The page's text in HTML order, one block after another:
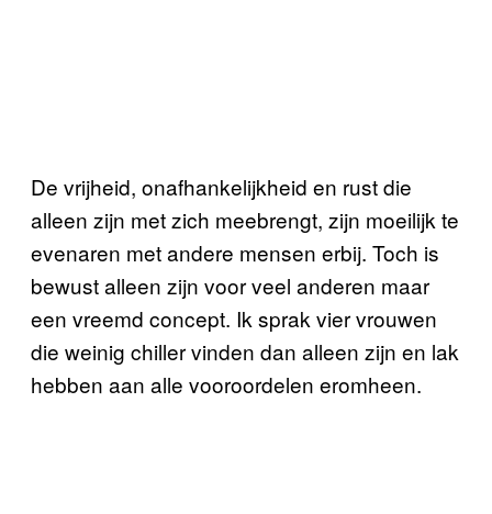
De vrijheid, onafhankelijkheid en rust die
alleen zijn met zich meebrengt, zijn moeilijk te
evenaren met andere mensen erbij. Toch is
bewust alleen zijn voor veel anderen maar
een vreemd concept. Ik sprak vier vrouwen
die weinig chiller vinden dan alleen zijn en lak
hebben aan alle vooroordelen eromheen.